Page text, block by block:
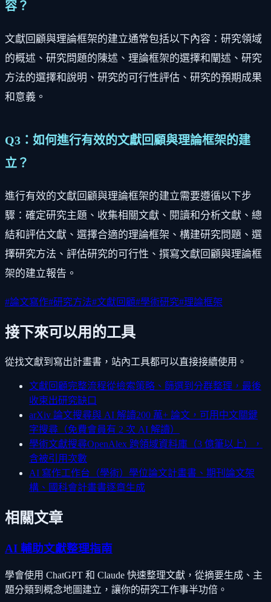
容？
文獻回顧與理論框架的建立通常包括以下內容：研究領域
的概述、研究問題的陳述、理論框架的選擇和闡述、研究
方法的選擇和說明、研究的可行性評估、研究的預期成果
和意義。
Q3：如何進行有效的文獻回顧與理論框架的建
立？
進行有效的文獻回顧與理論框架的建立需要遵循以下步
驟：確定研究主題、收集相關文獻、閱讀和分析文獻、總
結和評估文獻、選擇合適的理論框架、構建研究問題、選
擇研究方法、評估研究的可行性、撰寫文獻回顧與理論框
架的建立報告。
#論文寫作#研究方法#文獻回顧#學術研究#理論框架
接下來可以用的工具
從找文獻到寫出計畫書，站內工具都可以直接接續使用。
文獻回顧完整流程從檢索策略、篩選到分群整理，最後
收束出研究缺口
arXiv 論文搜尋與 AI 解讀200 萬+ 論文，可用中文關鍵
字搜尋（免費會員有 2 次 AI 解讀）
學術文獻搜尋OpenAlex 跨領域資料庫（3 億筆以上），
含被引用次數
AI 寫作工作台（學術） 學位論文計畫書、期刊論文架
構、國科會計畫書逐章生成
相關文章
AI 輔助文獻整理指南
學會使用 ChatGPT 和 Claude 快速整理文獻，從摘要生成、主
題分類到概念地圖建立，讓你的研究工作事半功倍。